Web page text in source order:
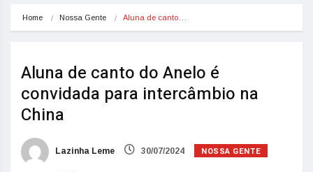
Home Nossa Gente Aluna de canto…
Aluna de canto do Anelo é
convidada para intercâmbio na
China
Lazinha Leme 30/07/2024 NOSSA GENTE